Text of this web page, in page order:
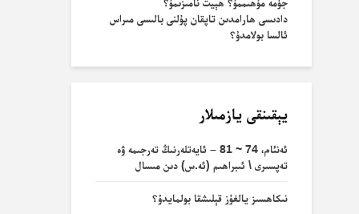
دادىسى ھارامدىن تاپقان پۇلنى بالىسى مىراس
ئالسا بولامدۇ؟
يېقىنقى يازمىلار
ئەنئام، 74 ~ 81 – ئايەتلەرنىڭ تەرجىمە ۋە
تەپسىرى \ ئىبراھىم (ئە.س) دىن مىسال
نىكاھسىز يالغۇز قېلىشقا بولمايدۇ؟